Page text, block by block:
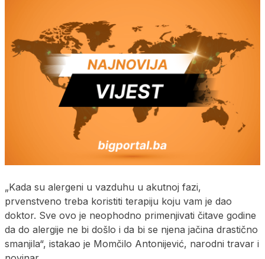
„Kada su alergeni u vazduhu u akutnoj fazi,
prvenstveno treba koristiti terapiju koju vam je dao
doktor. Sve ovo je neophodno primenjivati čitave godine
da do alergije ne bi došlo i da bi se njena jačina drastično
smanjila“, istakao je Momčilo Antonijević, narodni travar i